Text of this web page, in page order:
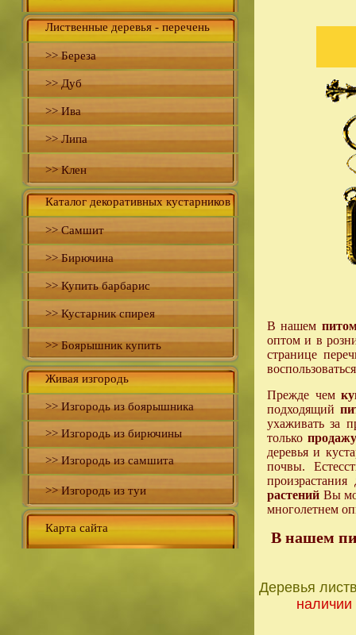
Лиственные деревья - перечень
>> Береза
>> Дуб
>> Ива
>> Липа
>> Клен
Каталог декоративных кустарников
>> Самшит
>> Бирючина
>> Купить барбарис
>> Кустарник спирея
>> Боярышник купить
Живая изгородь
>> Изгородь из боярышника
>> Изгородь из бирючины
>> Изгородь из самшита
>> Изгородь из туи
Карта сайта
В нашем
оптом и в
странице
Прежде чем
подходящий
ухаживать за
только
деревья и
почвы.
растений Вы
многолетнем
В нашем
Деревья
наличии